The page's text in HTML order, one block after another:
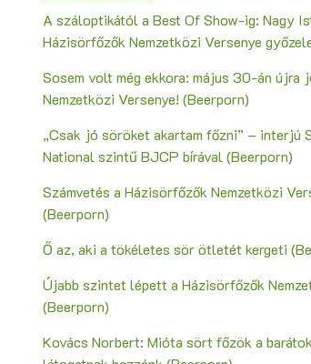
A száloptikától a Best Of Show-ig: Nagy
Házisörfőzők Nemzetközi Versenye
Sosem volt még ekkora: május 30-án újra
Nemzetközi Versenye! (Beerporn)
„Csak jó söröket akartam főzni” – interjú
National szintű BJCP bírával (Beerporn)
Számvetés a Házisörfőzők Nemzetközi
(Beerporn)
Ő az, aki a tökéletes sör ötletét kergeti
Újabb szintet lépett a Házisörfőzők
(Beerporn)
Kovács Norbert: Mióta sört főzök a